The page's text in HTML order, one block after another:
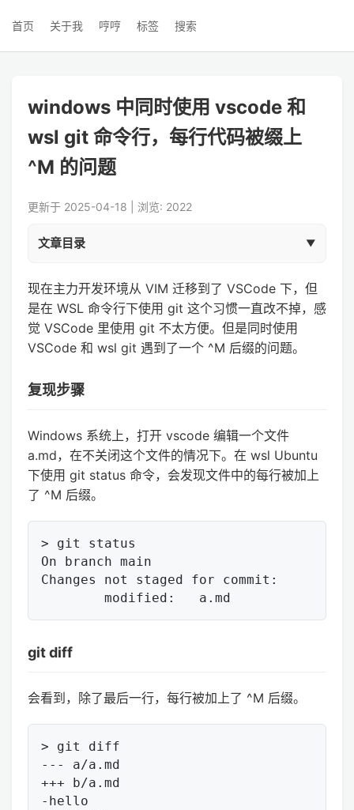
首页 关于我 哼哼 标签 搜索
windows 中同时使用 vscode 和
wsl git 命令行，每行代码被缀上
^M 的问题
更新于 2025-04-18 | 浏览: 2022
文章目录
现在主力开发环境从 VIM 迁移到了 VSCode 下，但
是在 WSL 命令行下使用 git 这个习惯一直改不掉，感
觉 VSCode 里使用 git 不太方便。但是同时使用
VSCode 和 wsl git 遇到了一个 ^M 后缀的问题。
复现步骤
Windows 系统上，打开 vscode 编辑一个文件
a.md，在不关闭这个文件的情况下。在 wsl Ubuntu
下使用 git status 命令，会发现文件中的每行被加上
了 ^M 后缀。
> git status
On branch main
Changes not staged for commit:
git diff
会看到，除了最后一行，每行被加上了 ^M 后缀。
> git diff
--- a/a.md
+++ b/a.md
-hello